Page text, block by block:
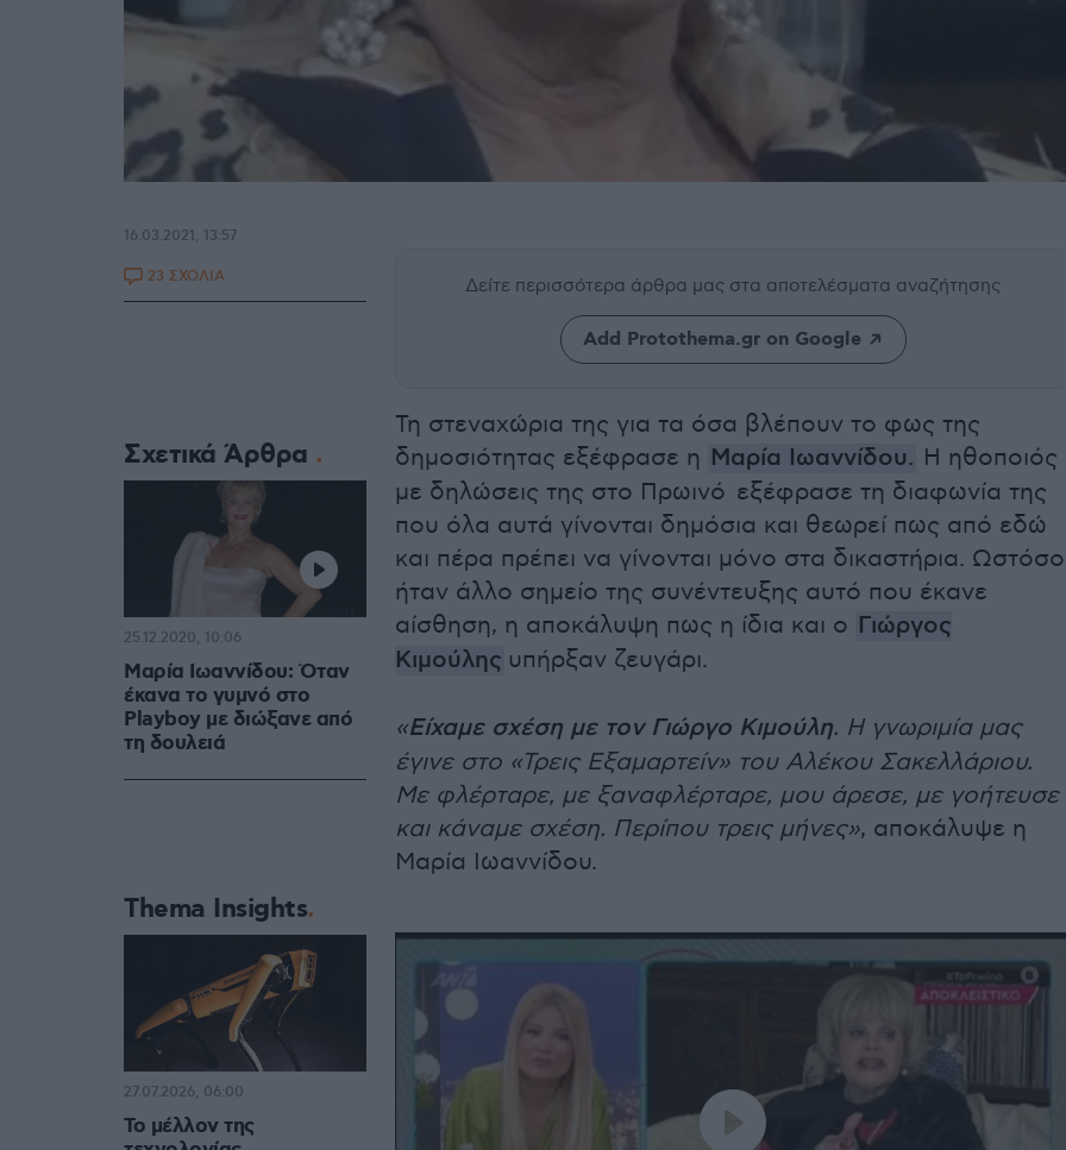
Δείτε περισσότερα άρθρα μας στα αποτελέσματα αναζήτησης
Add Protothema.gr on Google
Τη στεναχώρια της για τα όσα βλέπουν το φως της
δημοσιότητας εξέφρασε η Μαρία Ιωαννίδου. Η ηθοποιός
με δηλώσεις της στο Πρωινό εξέφρασε τη διαφωνία της
που όλα αυτά γίνονται δημόσια και θεωρεί πως από εδώ
και πέρα πρέπει να γίνονται μόνο στα δικαστήρια.
ήταν άλλο σημείο της συνέντευξης αυτό που έκανε
αίσθηση, η αποκάλυψη πως η ίδια και ο Γιώργος
Κιμούλης υπήρξαν ζευγάρι.
«Είχαμε σχέση με τον Γιώργο Κιμούλη. Η γνωριμία μας
έγινε στο «Τρεις Εξαμαρτείν» του Αλέκου Σακελλάριου.
Με φλέρταρε, με ξαναφλέρταρε, μου άρεσε, με γοήτευσε
και κάναμε σχέση. Περίπου τρεις μήνες», αποκάλυψε η
Μαρία Ιωαννίδου.
16.03.2021, 13:57
23 ΣΧΟΛΙΑ
Σχετικά Άρθρα
Μαρία Ιωαννίδου: Όταν
έκανα το γυμνό στο
Playboy με διώξανε από
τη δουλειά
25.12.2020, 10:06
Thema Insights
Το μέλλον της
27.07.2026, 06:00